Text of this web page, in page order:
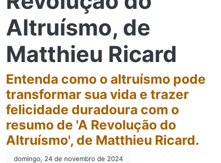
Altruísmo, de
Matthieu Ricard
Entenda como o altruísmo pode
transformar sua vida e trazer
felicidade duradoura com o
resumo de 'A Revolução do
Altruísmo', de Matthieu Ricard.
domingo, 24 de novembro de 2024